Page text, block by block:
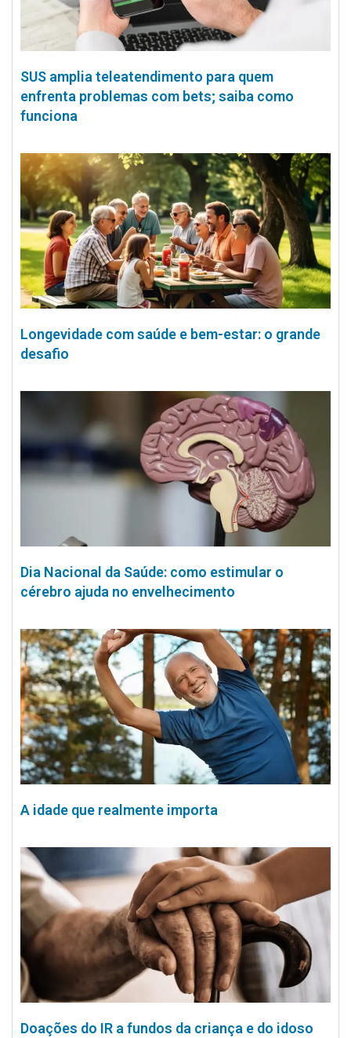
SUS amplia teleatendimento para quem
enfrenta problemas com bets; saiba como
funciona
Longevidade com saúde e bem-estar: o grande
desafio
Dia Nacional da Saúde: como estimular o
cérebro ajuda no envelhecimento
A idade que realmente importa
Doações do IR a fundos da criança e do idoso